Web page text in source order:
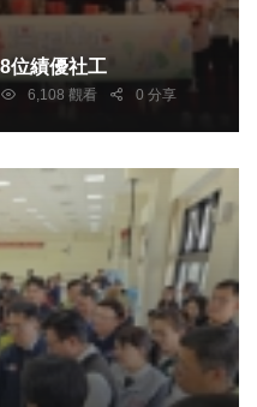
位績優社工
6,108 觀看 0 分享